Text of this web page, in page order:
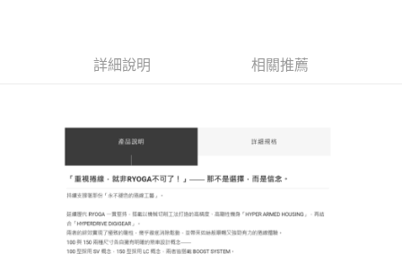
４．使用「AFTEE先享後付」時，將依據個別帳號之用戶狀況，依本公司即
恩沛科技股份有限公司將有權停止該用戶之使用額度並採取法律行動。
貨到付款（門市自取請勿下單，請聯繫客服）
詳細說明 相關推薦